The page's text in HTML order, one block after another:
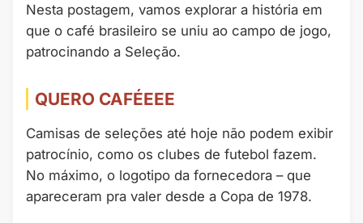
Nesta postagem, vamos explorar a história em
que o café brasileiro se uniu ao campo de jogo,
patrocinando a Seleção.
QUERO CAFÉEEE
Camisas de seleções até hoje não podem exibir
patrocínio, como os clubes de futebol fazem.
No máximo, o logotipo da fornecedora – que
apareceram pra valer desde a Copa de 1978.